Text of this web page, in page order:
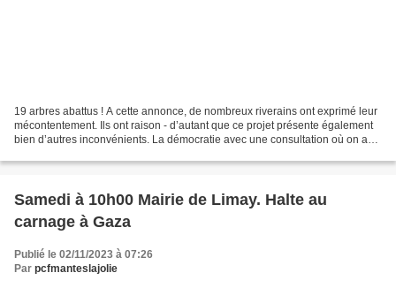
19 arbres abattus ! A cette annonce, de nombreux riverains ont exprimé leur
mécontentement. Ils ont raison - d’autant que ce projet présente également
bien d’autres inconvénients. La démocratie avec une consultation où on a
Samedi à 10h00 Mairie de Limay. Halte au
carnage à Gaza
Publié le 02/11/2023 à 07:26
Par pcfmanteslajolie